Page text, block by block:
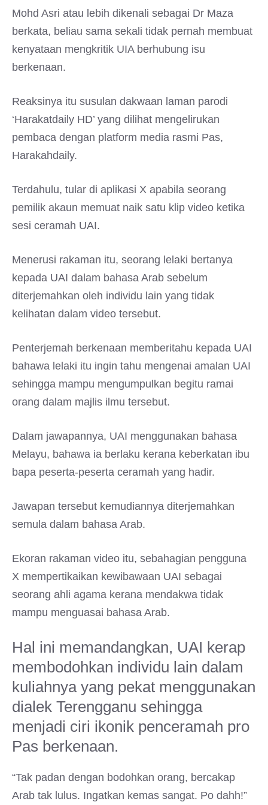
Mohd Asri atau lebih dikenali sebagai Dr Maza
berkata, beliau sama sekali tidak pernah membuat
kenyataan mengkritik UIA berhubung isu
berkenaan.
Reaksinya itu susulan dakwaan laman parodi
‘Harakatdaily HD’ yang dilihat mengelirukan
pembaca dengan platform media rasmi Pas,
Harakahdaily.
Terdahulu, tular di aplikasi X apabila seorang
pemilik akaun memuat naik satu klip video ketika
sesi ceramah UAI.
Menerusi rakaman itu, seorang lelaki bertanya
kepada UAI dalam bahasa Arab sebelum
diterjemahkan oleh individu lain yang tidak
kelihatan dalam video tersebut.
Penterjemah berkenaan memberitahu kepada UAI
bahawa lelaki itu ingin tahu mengenai amalan UAI
sehingga mampu mengumpulkan begitu ramai
orang dalam majlis ilmu tersebut.
Dalam jawapannya, UAI menggunakan bahasa
Melayu, bahawa ia berlaku kerana keberkatan ibu
bapa peserta-peserta ceramah yang hadir.
Jawapan tersebut kemudiannya diterjemahkan
semula dalam bahasa Arab.
Ekoran rakaman video itu, sebahagian pengguna
X mempertikaikan kewibawaan UAI sebagai
seorang ahli agama kerana mendakwa tidak
mampu menguasai bahasa Arab.
Hal ini memandangkan, UAI kerap
membodohkan individu lain dalam
kuliahnya yang pekat menggunakan
dialek Terengganu sehingga
menjadi ciri ikonik penceramah pro
Pas berkenaan.
“Tak padan dengan bodohkan orang, bercakap
Arab tak lulus. Ingatkan kemas sangat. Po dahh!”